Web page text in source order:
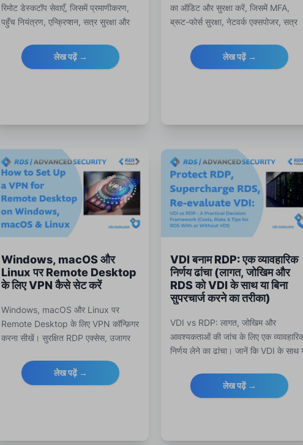
रिमोट डेस्कटॉप सेवाएँ, जिसमें प्रमाणीकरण,
पहुँच नियंत्रण, एन्क्रिप्शन, सत्र सुरक्षा और
करने वाली एक व्यापक चेकलिस्ट शामिल है।
लेख पढ़ें →
का ऑडिट और सुरक्षा करें, जिसमें MFA,
ब्रूट-फोर्स सुरक्षा, नेटवर्क एक्सपोजर, सत्र
अभ्यास को कवर करने वाला एक व्यापक
सुरक्षा चेकलिस्ट शामिल है।
लेख पढ़ें →
Windows, macOS और
Linux पर Remote Desktop
के लिए VPN कैसे सेट करें
Windows, macOS और Linux पर
Remote Desktop के लिए VPN कॉन्फ़िगर
करना सीखें। सुरक्षित RDP एक्सेस, उजागर
और RDS Tools सॉफ़्टवेयर के साथ दूरस्थ
कनेक्शनों की सुरक्षा करें।
लेख पढ़ें →
VDI बनाम RDP: एक व्यावहारिक
निर्णय ढांचा (लागत, जोखिम और
RDS को VDI के साथ या बिना
सुपरचार्ज करने का तरीका)
VDI vs RDP: लागत, जोखिम और
आवश्यकताओं की जांच के लिए एक
निर्णय लेने का ढांचा। जानें कि VDI के साथ
लेख पढ़ें →